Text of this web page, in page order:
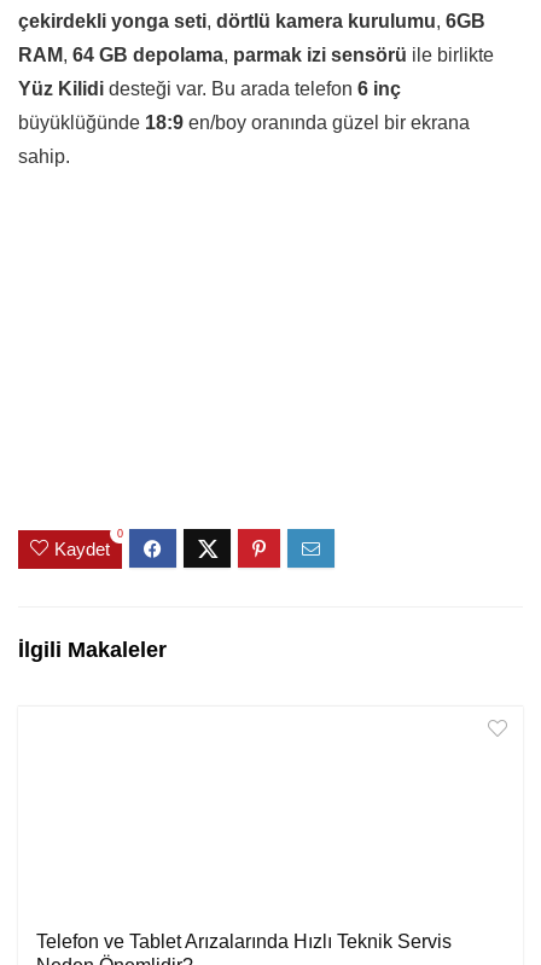
çekirdekli yonga seti, dörtlü kamera kurulumu, 6GB
RAM, 64 GB depolama, parmak izi sensörü ile birlikte
Yüz Kilidi desteği var. Bu arada telefon 6 inç
büyüklüğünde 18:9 en/boy oranında güzel bir ekrana
sahip.
Kaydet
0
İlgili Makaleler
Telefon ve Tablet Arızalarında Hızlı Teknik Servis